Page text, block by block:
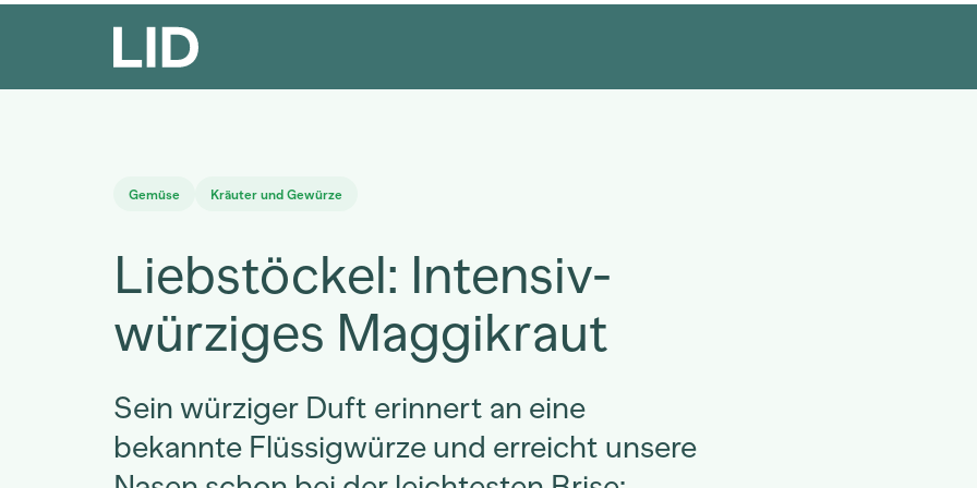
Gemüse Kräuter und Gewürze
Liebstöckel: Intensiv-
würziges Maggikraut
Sein würziger Duft erinnert an eine
bekannte Flüssigwürze und erreicht unsere